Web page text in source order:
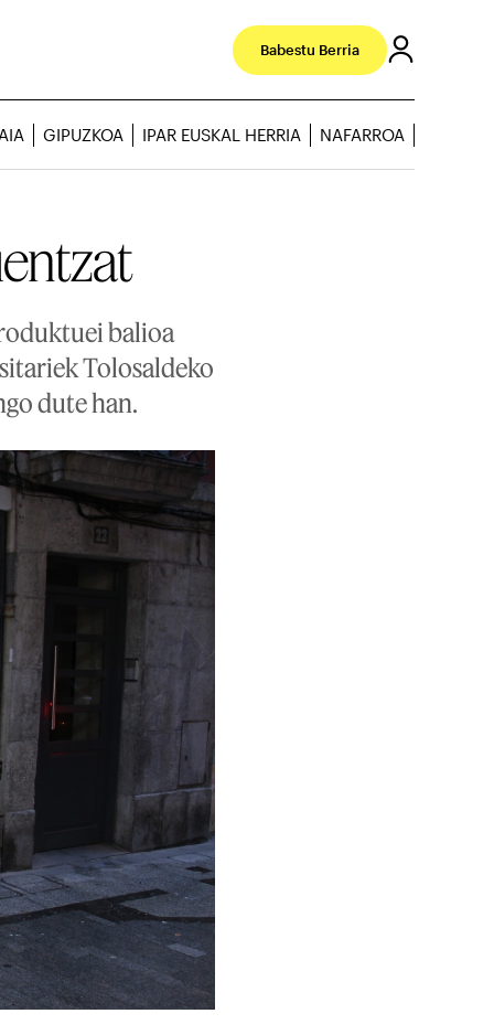
Babestu Berria
GIPUZKOA IPAR EUSKAL HERRIA NAFARROA
balioa
Tolosaldeko
dute han.